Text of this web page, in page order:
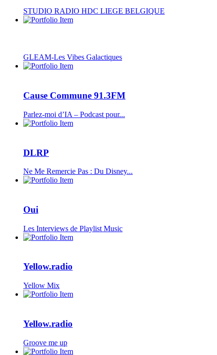
STUDIO RADIO HDC LIEGE BELGIQUE
GLEAM-Les Vibes Galactiques
Cause Commune 91.3FM
Parlez-moi d’IA – Podcast pour...
DLRP
Ne Me Remercie Pas : Du Disney...
Oui
Les Interviews de Playlist Music
Yellow.radio
Yellow Mix
Yellow.radio
Groove me up